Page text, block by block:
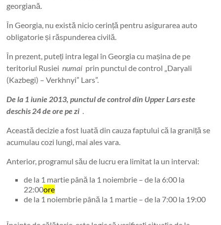
georgiană.
În Georgia, nu există nicio cerință pentru asigurarea auto
obligatorie și răspunderea civilă.
În prezent, puteți intra legal în Georgia cu mașina de pe
teritoriul Rusiei numai prin punctul de control „Daryali
(Kazbegi) – Verkhnyi” Lars”.
De la 1 iunie 2013, punctul de control din Upper Lars este
deschis 24 de ore pe zi
Această decizie a fost luată din cauza faptului că la graniță se
acumulau cozi lungi, mai ales vara.
Anterior, programul său de lucru era limitat la un interval:
de la 1 martie până la 1 noiembrie – de la 6:00 la
22:00ore
de la 1 noiembrie până la 1 martie – de la 7:00 la 19:00